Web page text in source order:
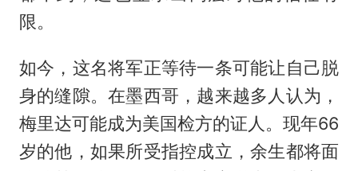
限。
如今，这名将军正等待一条可能让自己脱
身的缝隙。在墨西哥，越来越多人认为，
梅里达可能成为美国检方的证人。现年66
岁的他，如果所受指控成立，余生都将面